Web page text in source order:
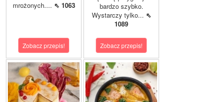
mrożonych.... ⇖ 1063
Zobacz przepis!
bardzo szybko.
Wystarczy tylko... ⇖
1089
Zobacz przepis!